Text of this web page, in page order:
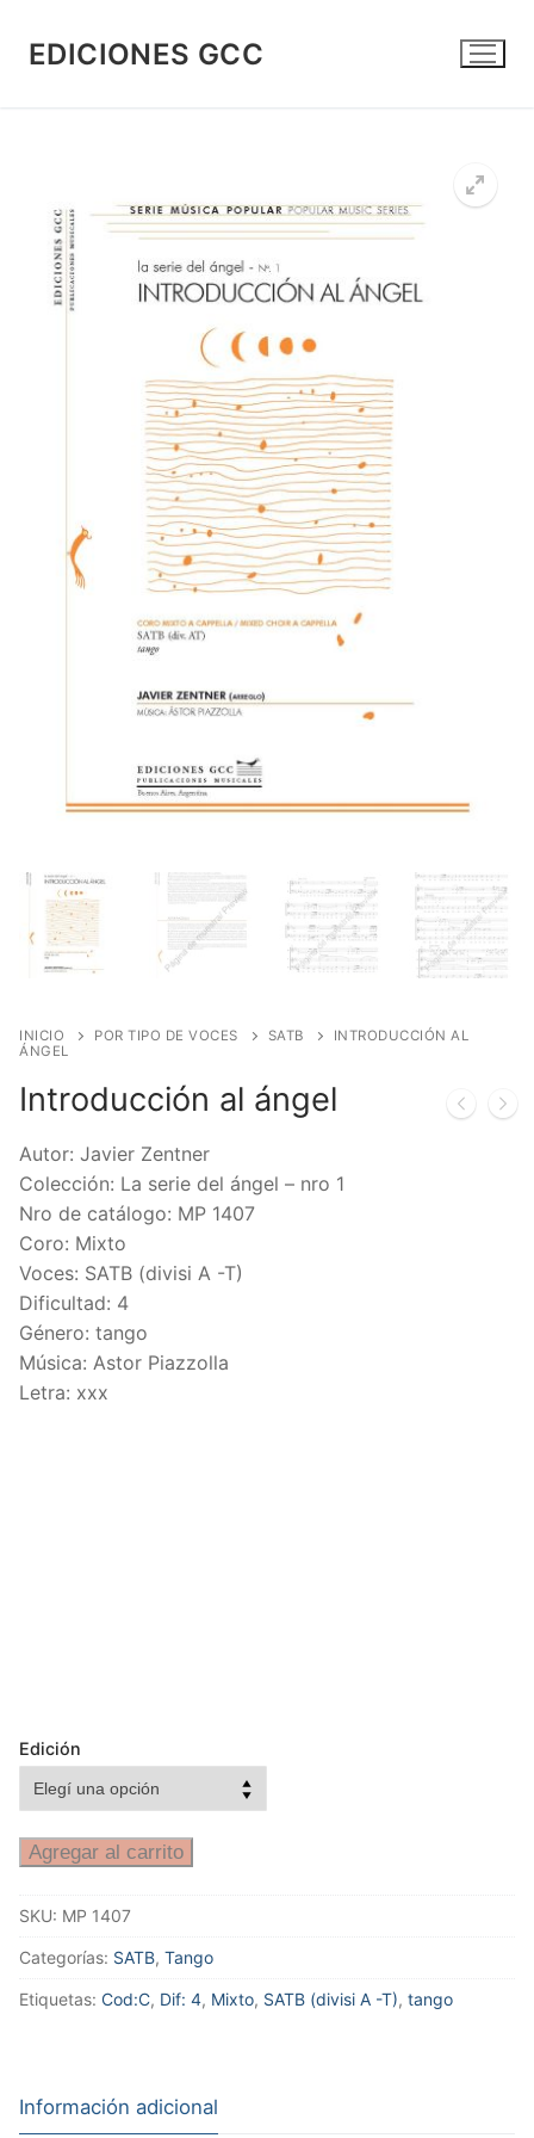
contenido
EDICIONES GCC
INICIO POR TIPO DE VOCES SATB
INTRODUCCIÓN AL
ÁNGEL
Introducción al ángel
Autor: Javier Zentner
Colección: La serie del ángel – nro 1
Nro de catálogo: MP 1407
Coro: Mixto
Voces: SATB (divisi A -T)
Dificultad: 4
Género: tango
Música: Astor Piazzolla
Letra: xxx
Edición
Agregar al carrito
SKU: MP 1407
Categorías: SATB, Tango
Etiquetas: Cod:C, Dif: 4, Mixto, SATB (divisi A -T), tango
Información adicional